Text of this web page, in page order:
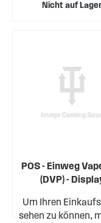
Nicht auf
POS - Einweg
(DVP) -
Um Ihren
sehen zu können,